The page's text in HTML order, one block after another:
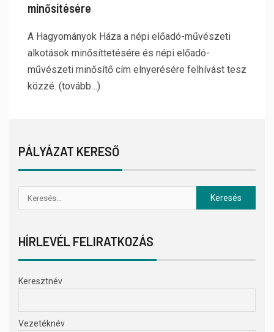
minősítésére
A Hagyományok Háza a népi előadó-művészeti
alkotások minősíttetésére és népi előadó-
művészeti minősítő cím elnyerésére felhívást tesz
közzé. (tovább…)
PÁLYÁZAT KERESŐ
HÍRLEVÉL FELIRATKOZÁS
Keresztnév
Vezetéknév